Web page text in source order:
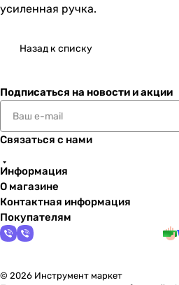
усиленная ручка.
Назад к списку
Подписаться на новости и акции
Связаться с нами
Информация
О магазине
Контактная информация
Покупателям
© 2026 Инструмент маркет